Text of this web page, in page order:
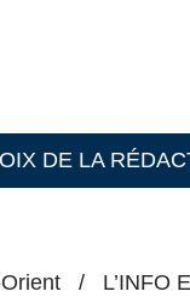
DE LA
/ L’INFO